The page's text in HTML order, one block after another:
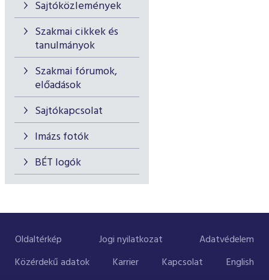
Sajtóközlemények
Szakmai cikkek és
tanulmányok
Szakmai fórumok,
előadások
Sajtókapcsolat
Imázs fotók
BÉT logók
Oldaltérkép Jogi nyilatkozat
Adatvédelem
Közérdekű adatok
Karrier Kapcsolat English